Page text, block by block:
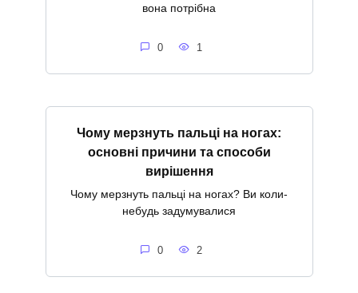
вона потрібна
0 1
Чому мерзнуть пальці на ногах:
основні причини та способи
вирішення
Чому мерзнуть пальці на ногах? Ви коли-
небудь задумувалися
0 2